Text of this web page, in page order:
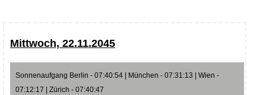
Mittwoch, 22.11.2045
Sonnenaufgang Berlin - 07:40:54 | München - 07:31:13 | Wien -
07:12:17 | Zürich - 07:40:47